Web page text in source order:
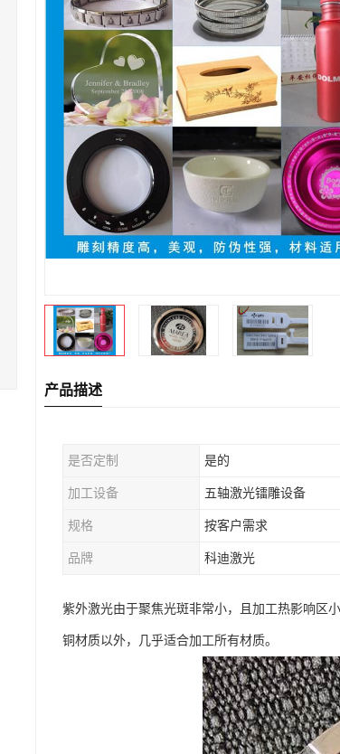
产品描述
是否定制 是的
加工设备 五轴激光镭雕设备
规格 按客户需求
品牌 科迪激光
紫外激光由于聚焦光斑非常小，且加工热影响区
铜材质以外，几乎适合加工所有材质。